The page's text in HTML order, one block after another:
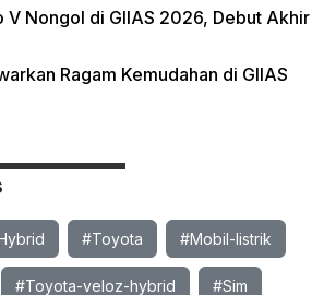
V Nongol di GIIAS 2026, Debut Akhir
Ragam Kemudahan di GIIAS
#Toyota #Mobil-listrik
#Toyota-veloz-hybrid #Sim